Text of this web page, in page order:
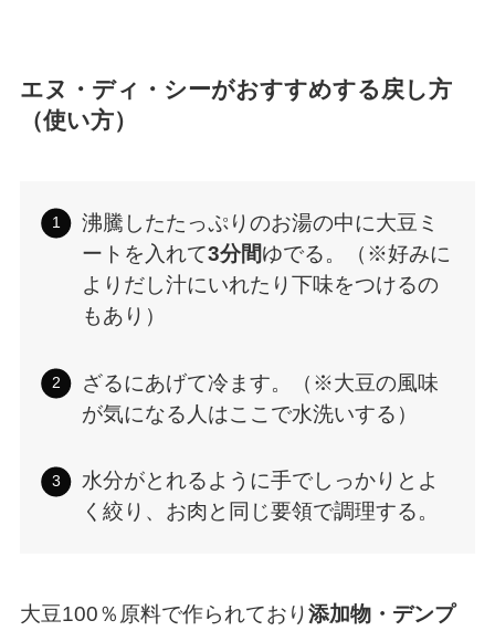
エヌ・ディ・シーがおすすめする 戻し方
（使い方）
沸騰したたっぷりのお湯の中に大豆ミ
ートを入れて3分間ゆでる。（※好みに
よりだし汁にいれたり下味をつけるの
もあり）
ざるにあげて冷ます。（※大豆の風味
が気になる人はここで水洗いする）
水分がとれるように手でしっかりとよ
く絞り、お肉と同じ要領で調理する。
大豆100％原料で作られており添加物・デンプ